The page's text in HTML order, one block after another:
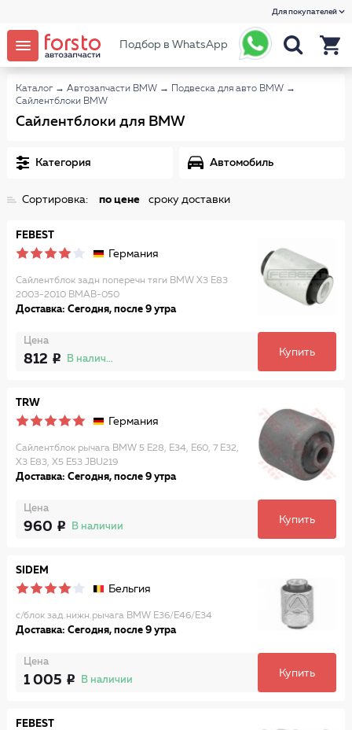
Для покупателей
Подбор в WhatsApp
Каталог → Автозапчасти BMW → Подвеска для авто BMW →
Сайлентблоки BMW
Сайлентблоки для BMW
Категория Автомобиль
Сортировка: по цене сроку доставки
FEBEST
Германия
Сайлентблок задн поперечн тяги BMW X3 E83
2003-2010 BMAB-050
Доставка: Сегодня, после 9 утра
Цена
812 В наличии
Купить
TRW
Германия
Сайлентблок рычага BMW 5 E28, E34, E60, 7 E32,
X3 E83, X5 E53 JBU219
Доставка: Сегодня, после 9 утра
Цена
960 В наличии
Купить
SIDEM
Бельгия
с/блок зад.нижн.рычага BMW E36/E46/E34
Доставка: Сегодня, после 9 утра
Цена
1 005 В наличии
Купить
FEBEST